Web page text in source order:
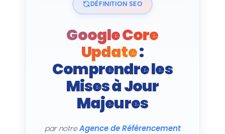
DÉFINITION SEO
Google Core
Update:
Comprendre les
Mises à Jour
Majeures
par notreAgence de Référencement